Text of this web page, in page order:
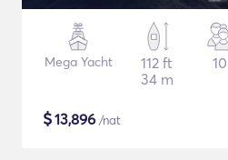
Mega Yacht
112 ft
34 m
10
$13,896 /nat